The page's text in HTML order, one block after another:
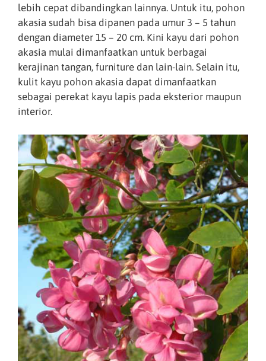
lebih cepat dibandingkan lainnya. Untuk itu, pohon
akasia sudah bisa dipanen pada umur 3 – 5 tahun
dengan diameter 15 – 20 cm. Kini kayu dari pohon
akasia mulai dimanfaatkan untuk berbagai
kerajinan tangan, furniture dan lain-lain. Selain itu,
kulit kayu pohon akasia dapat dimanfaatkan
sebagai perekat kayu lapis pada eksterior maupun
interior.